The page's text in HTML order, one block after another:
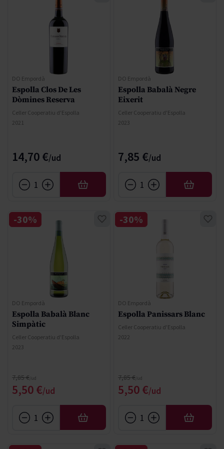
DO Empordà
Espolla Clos De Les
Dòmines Reserva
Celler Cooperatiu d'Espolla
2021
14,70 €
AFEGIR
DO Empordà
Espolla Babalà Negre
Eixerit
Celler Cooperatiu d'Espolla
2023
7,85 €
AFEGIR
DO Empordà
Espolla Babalà Blanc
Simpàtic
Celler Cooperatiu d'Espolla
2023
Special Price
5,50 €
Regular Price
7,85 €
-30%
AFEGIR
DO Empordà
Espolla Panissars Blanc
Celler Cooperatiu d'Espolla
2022
Special Price
5,50 €
Regular Price
7,85 €
-30%
AFEGIR